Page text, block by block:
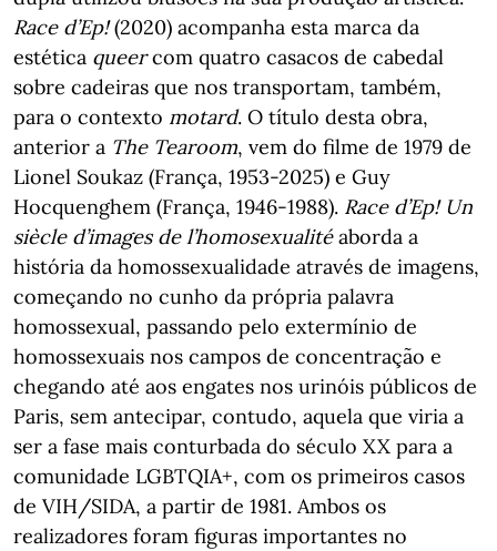
Race d’Ep!(2020) acompanha esta marca da
estética queercom quatro casacos de cabedal
sobre cadeiras que nos transportam, também,
para o contexto motard. O título desta obra,
anterior a The Tearoom, vem do filme de 1979 de
Lionel Soukaz (França, 1953-2025) e Guy
Hocquenghem (França, 1946-1988). Race d’Ep! Un
siècle d’images de l’homosexualitéaborda a
história da homossexualidade através de imagens,
começando no cunho da própria palavra
homossexual, passando pelo extermínio de
homossexuais nos campos de concentração e
chegando até aos engates nos urinóis públicos de
Paris, sem antecipar, contudo, aquela que viria a
ser a fase mais conturbada do século XX para a
comunidade LGBTQIA+, com os primeiros casos
de VIH/SIDA, a partir de 1981. Ambos os
realizadores foram figuras importantes no